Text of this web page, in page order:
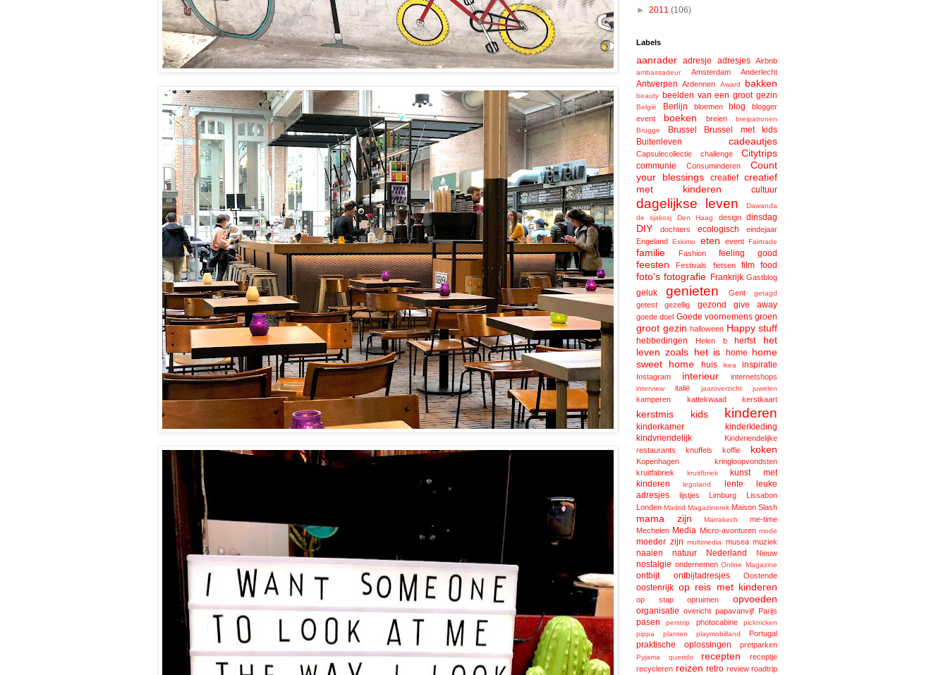
► 2011 (106)
Labels
aanrader adresje adresjes Airbnb
ambassadeur Amsterdam Anderlecht
Antwerpen Ardennen Award bakken
beauty beelden van een groot gezin
België Berlijn bloemen blog
blogger
event
boeken breien
breipatronen
Brugge
Brussel
Brussel met kids
Buitenleven
cadeautjes
Capsulecollectie challenge Citytrips
communie Consuminderen
Count
your blessings
creatief creatief
met kinderen
cultuur
dagelijkse leven
Dawanda
de sjakosj
Den Haag design dinsdag
DIY dochters ecologisch
eindejaar
Engeland
Eskimo eten event Fairtrade
familie Fashion feeling good
feesten Festivals fietsen film food
foto's fotografie Frankrijk Gastblog
geluk genieten Gent getagd
getest gezellig gezond give away
goede doel Goede voornemens groen
groot gezin halloween Happy stuff
hebbedingen Helen b herfst
het
leven zoals het is
home home
sweet home
huis ikea inspiratie
Instagram interieur internetshops
interview italië jaaroverzicht juwelen
kamperen kattekwaad kerstkaart
kerstmis kids kinderen
kinderkamer
kinderkleding
kindvriendelijk
Kindvriendelijke
restaurants
knuffels koffie koken
Kopenhagen
kringloopvondsten
kruitfabriek
kruitfbriek
kunst met
kinderen
legoland lente
leuke
adresjes
lijstjes Limburg
Lissabon
Londen Madrid Magazinerek Maison Slash
mama zijn Marrakech
me-time
Mechelen Media Micro-avonturen mode
moeder zijn multimedia musea muziek
naaien natuur Nederland Nieuw
nostalgie ondernemen Online Magazine
ontbijt ontbijtadresjes Oostende
oostenrijk op reis met kinderen
op stap opruimen opvoeden
organisatie overicht papavanvijf Parijs
pasen perstrip photocabine
picknicken
pippa
planten playmobilland Portugal
praktische oplossingen pretparken
Pyjama querido recepten
receptje
recycleren reizen retro review roadtrip